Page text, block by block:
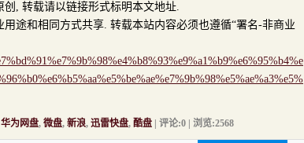
创, 转载请以链接形式标明本文地址.
和相同方式共享. 转载本站内容必须也遵循“署名-非商业
华为网盘, 微盘, 新浪, 迅雷快盘, 酷盘 | 评论:0 | 浏览:2568